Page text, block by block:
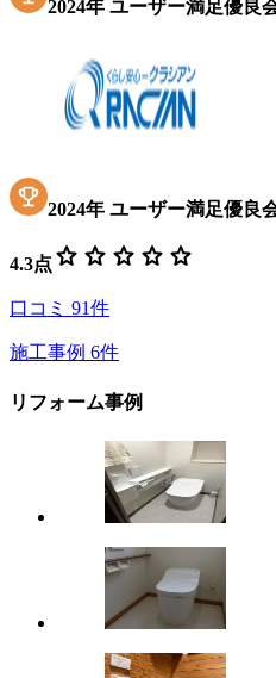
2024年 ユーザー満足優良
2024年 ユーザー満足優良
4.3点 star star star star star
口コミ 91件
施工事例 6件
リフォーム事例